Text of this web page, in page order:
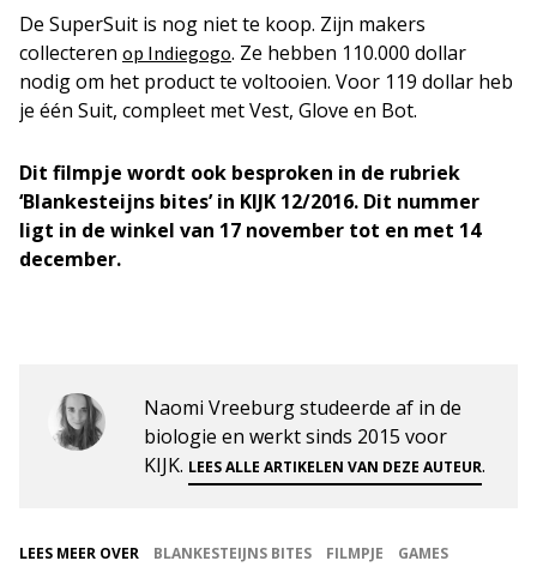
De SuperSuit is nog niet te koop. Zijn makers
collecteren op Indiegogo. Ze hebben 110.000 dollar
nodig om het product te voltooien. Voor 119 dollar heb
je één Suit, compleet met Vest, Glove en Bot.
Dit filmpje wordt ook besproken in de rubriek
‘Blankesteijns bites’ in KIJK 12/2016. Dit nummer
ligt in de winkel van 17 november tot en met 14
december.
Naomi Vreeburg studeerde af in de
biologie en werkt sinds 2015 voor
KIJK. LEES ALLE ARTIKELEN VAN DEZE AUTEUR.
LEES MEER OVER BLANKESTEIJNS BITES FILMPJE
GAMES